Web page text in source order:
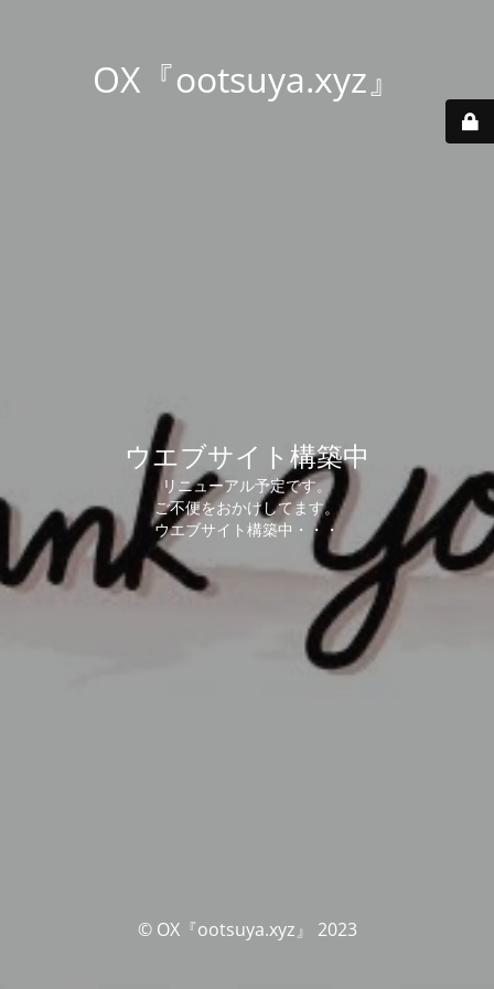
OX『ootsuya.xyz』
ウエブサイト構築中
リニューアル予定です。
ご不便をおかけしてます。
ウエブサイト構築中・・・
© OX『ootsuya.xyz』 2023